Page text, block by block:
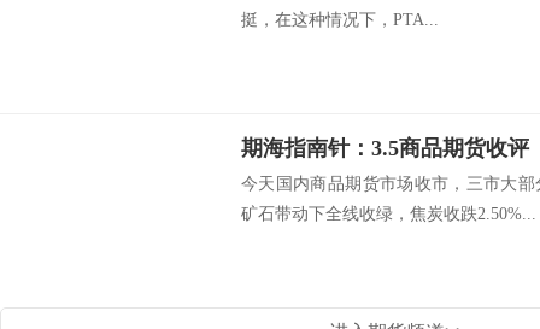
挺，在这种情况下，PTA...
期海指南针：3.5商品期货收评
今天国内商品期货市场收市，三市大
矿石带动下全线收绿，焦炭收跌2.50%...